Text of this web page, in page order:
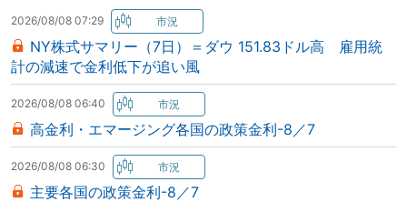
2026/08/08 07:29
NY株式サマリー（7日）＝ダウ 151.83ドル高 雇用統
計の減速で金利低下が追い風
2026/08/08 06:40
高金利・エマージング各国の政策金利-8／7
2026/08/08 06:30
主要各国の政策金利-8／7